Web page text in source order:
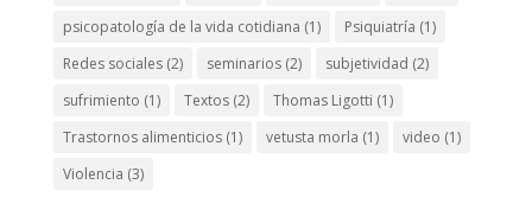
psicopatología de la vida cotidiana (1) Psiquiatría (1)
Redes sociales(2) seminarios(2) subjetividad (2)
sufrimiento (1) Textos(2) Thomas Ligotti (1)
Trastornos alimenticios(1) vetusta morla (1) video (1)
Violencia (3)